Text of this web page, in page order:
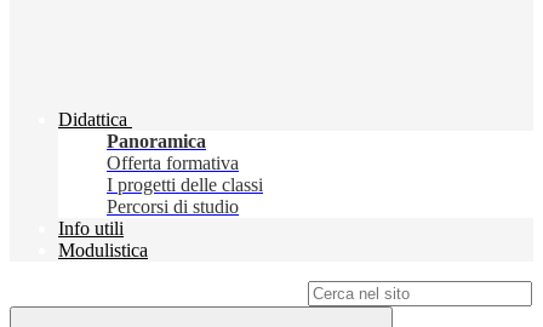
Didattica
Panoramica
Offerta formativa
I progetti delle classi
Percorsi di studio
Info utili
Modulistica